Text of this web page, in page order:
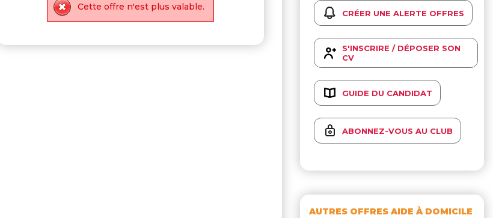
Cette offre n'est plus valable.
CRÉER UNE ALERTE OFFRES
S'INSCRIRE / DÉPOSER SON
CV
GUIDE DU CANDIDAT
ABONNEZ-VOUS AU CLUB
AUTRES OFFRES AIDE À DOMICILE